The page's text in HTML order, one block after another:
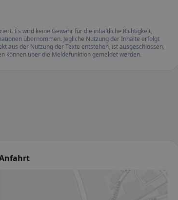
Es wird keine Gewähr für die inhaltliche Richtigkeit,
übernommen. Jegliche Nutzung der Inhalte erfolgt
aus der Nutzung der Texte entstehen, ist ausgeschlossen,
können über die Meldefunktion gemeldet werden.